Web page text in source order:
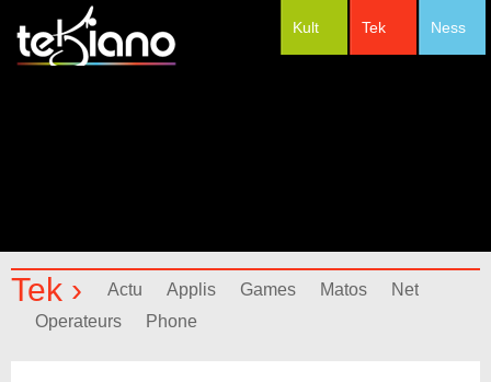
Ness
Tek
Kult
Tek › Actu Applis Games Matos
Net
Operateurs
Phone